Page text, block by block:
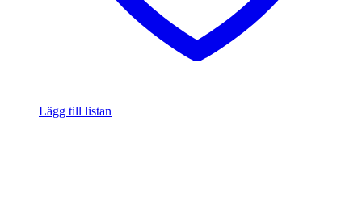
Lägg till listan